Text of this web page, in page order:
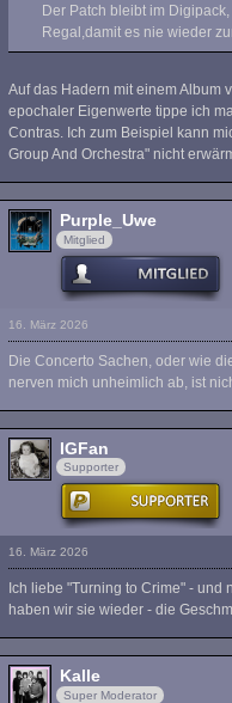
Der Patch bleibt im
Regal,damit es nie wieder
Auf das Hadern mit einem Album
epochaler Eigenwerte tippe ich
Contras. Ich zum Beispiel kann
Group And Orchestra" nicht
Purple_Uwe
Mitglied
16. März 2026
Die Concerto Sachen, oder wie
nerven mich unheimlich ab, ist
IGFan
Supporter
16. März 2026
Ich liebe "Turning to Crime" -
haben wir sie wieder - die
Kalle
Super Moderator